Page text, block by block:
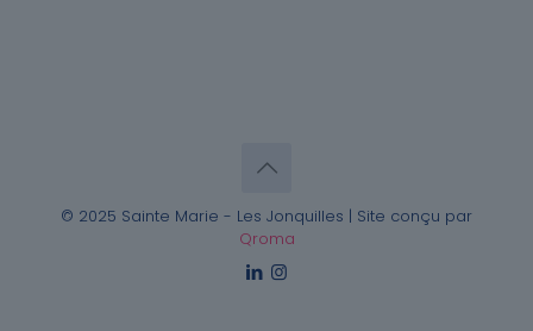
© 2025 Sainte Marie - Les Jonquilles | Site conçu par
Qroma